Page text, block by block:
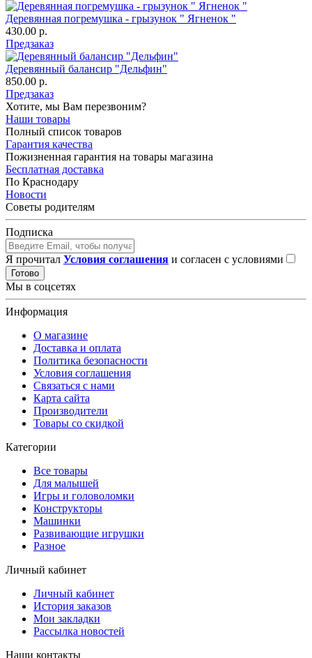
Деревянная погремушка - грызунок " Ягненок "
430.00 р.
Предзаказ
Деревянный балансир "Дельфин"
850.00 р.
Предзаказ
Хотите, мы Вам перезвоним?
Наши товары
Полный список товаров
Гарантия качества
Пожизненная гарантия на товары магазина
Бесплатная доставка
По Краснодару
Новости
Советы родителям
Подписка
Я прочитал Условия соглашения и согласен с условиями
Готово
Мы в соцсетях
Информация
О магазине
Доставка и оплата
Политика безопасности
Условия соглашения
Связаться с нами
Карта сайта
Производители
Товары со скидкой
Категории
Все товары
Для малышей
Игры и головоломки
Конструкторы
Машинки
Развивающие игрушки
Разное
Личный кабинет
Личный кабинет
История заказов
Мои закладки
Рассылка новостей
Наши контакты